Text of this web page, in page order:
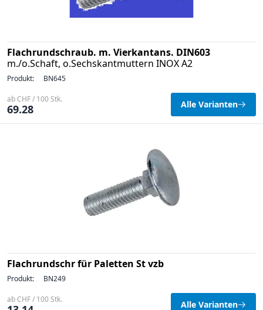
Flachrundschraub. m. Vierkantans. DIN603
m./o.Schaft, o.Sechskantmuttern INOX A2
Produkt: BN645
ab CHF / 100 Stk.
69.28 Alle Varianten
Flachrundschr für Paletten St vzb
Produkt: BN249
ab CHF / 100 Stk. Alle Varianten